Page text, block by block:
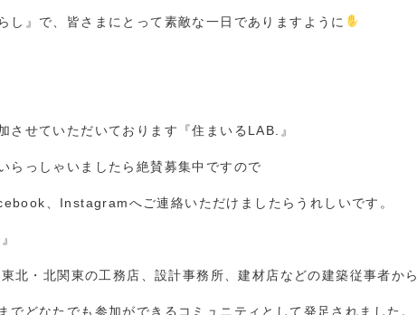
し』で、皆さまにとって素敵な一日でありますように
せていただいております『住まいるLAB.』
らっしゃいましたら絶賛募集中ですので
、Instagramへご連絡いただけましたらうれしいです。
北・北関東の工務店、設計事務所、建材店などの建築従事者から
でどなたでも参加ができるコミュニティとして発足されました。